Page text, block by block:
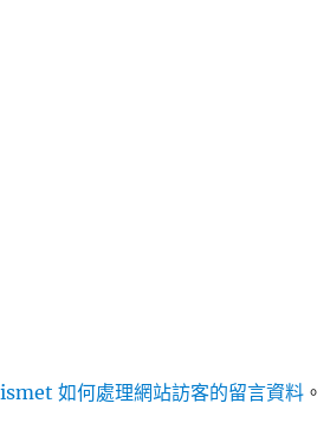
如何處理網站訪客的留言資料 。